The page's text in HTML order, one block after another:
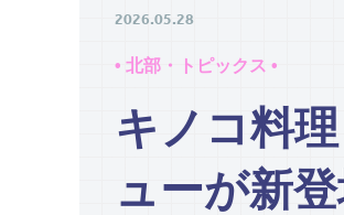
2026.05.28
• 北部・トピックス •
キノコ料
ューが新